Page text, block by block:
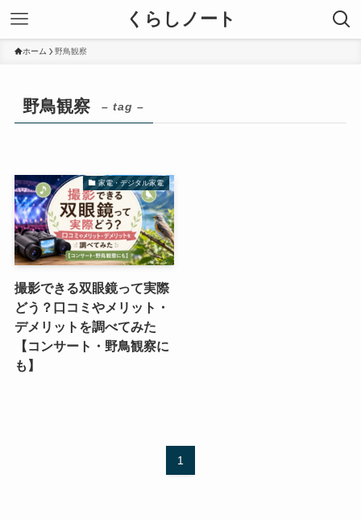
くらしノート
ホーム 野鳥観察
野鳥観察 – tag –
家電・デジタル家電
撮影できる双眼鏡って実際
どう？口コミやメリット・
デメリットを調べてみた
【コンサート・野鳥観察に
も】
1